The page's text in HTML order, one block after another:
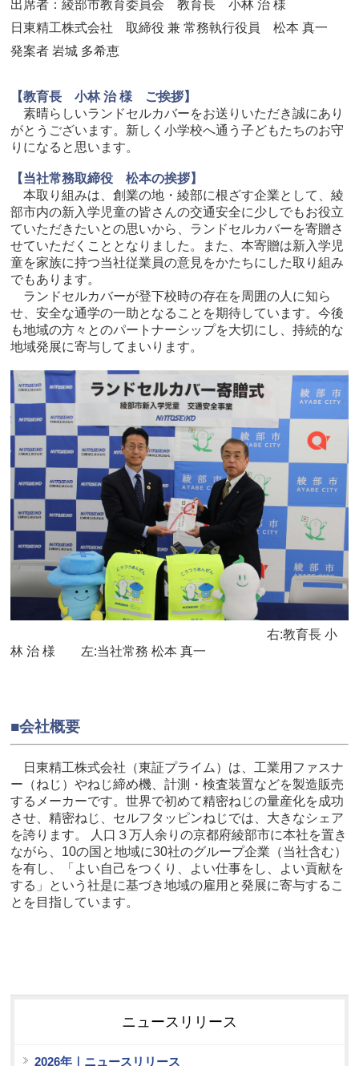
出席者：綾部市教育委員会 教育長 小林 治 様
日東精工株式会社 取締役 兼 常務執行役員 松本 真一
発案者 岩城 多希恵
【教育長 小林 治 様 ご挨拶】
素晴らしいランドセルカバーをお送りいただき誠にあり
がとうございます。新しく小学校へ通う子どもたちのお守
りになると思います。
【当社常務取締役 松本の挨拶】
本取り組みは、創業の地・綾部に根ざす企業として、綾
部市内の新入学児童の皆さんの交通安全に少しでもお役立
ていただきたいとの思いから、ランドセルカバーを寄贈さ
せていただくこととなりました。また、本寄贈は新入学児
童を家族に持つ当社従業員の意見をかたちにした取り組み
でもあります。
ランドセルカバーが登下校時の存在を周囲の人に知ら
せ、安全な通学の一助となることを期待しています。今後
も地域の方々とのパートナーシップを大切にし、持続的な
地域発展に寄与してまいります。
右:教育長 小
林 治 様 左:当社常務 松本 真一
■会社概要
日東精工株式会社（東証プライム）は、工業用ファスナ
ー（ねじ）やねじ締め機、計測・検査装置などを製造販売
するメーカーです。世界で初めて精密ねじの量産化を成功
させ、精密ねじ、セルフタッピンねじでは、大きなシェア
を誇ります。 人口３万人余りの京都府綾部市に本社を置き
ながら、10の国と地域に30社のグループ企業（当社含む）
を有し、「よい自己をつくり、よい仕事をし、よい貢献を
する」という社是に基づき地域の雇用と発展に寄与するこ
とを目指しています。
ニュースリリース
2026年｜ニュースリリース